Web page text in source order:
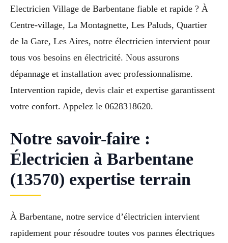
Electricien Village de Barbentane fiable et rapide ? À
Centre-village, La Montagnette, Les Paluds, Quartier
de la Gare, Les Aires, notre électricien intervient pour
tous vos besoins en électricité. Nous assurons
dépannage et installation avec professionnalisme.
Intervention rapide, devis clair et expertise garantissent
votre confort. Appelez le 0628318620.
Notre savoir-faire :
Électricien à Barbentane
(13570) expertise terrain
À Barbentane, notre service d’électricien intervient
rapidement pour résoudre toutes vos pannes électriques